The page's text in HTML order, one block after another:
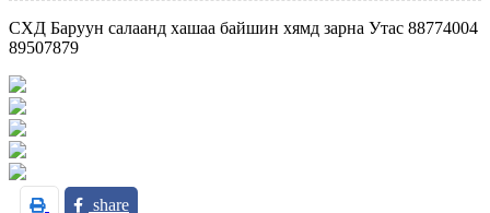
СХД Баруун салаанд хашаа байшин хямд зарна Утас 88774004
89507879
share